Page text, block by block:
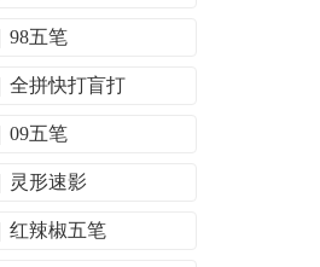
98五笔
全拼快打盲打
09五笔
灵形速影
红辣椒五笔